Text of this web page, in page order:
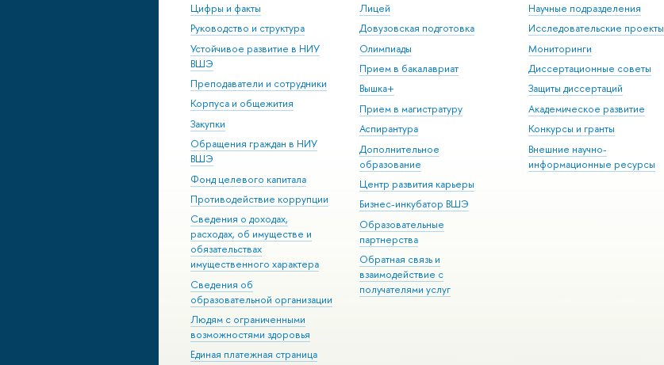
Цифры и факты
Руководство и структура
Устойчивое развитие в НИУ
ВШЭ
Преподаватели и сотрудники
Корпуса и общежития
Закупки
Обращения граждан в НИУ
ВШЭ
Фонд целевого капитала
Противодействие коррупции
Сведения о доходах,
расходах, об имуществе и
обязательствах
имущественного характера
Сведения об
образовательной организации
Людям с ограниченными
возможностями здоровья
Единая платежная страница
Лицей
Довузовская подготовка
Олимпиады
Прием в бакалавриат
Вышка+
Прием в магистратуру
Аспирантура
Дополнительное
образование
Центр развития карьеры
Бизнес-инкубатор ВШЭ
Образовательные
партнерства
Обратная связь и
взаимодействие с
получателями услуг
Научные подразделения
Исследовательские проекты
Мониторинги
Диссертационные советы
Защиты диссертаций
Академическое развитие
Конкурсы и гранты
Внешние научно-
информационные ресурсы